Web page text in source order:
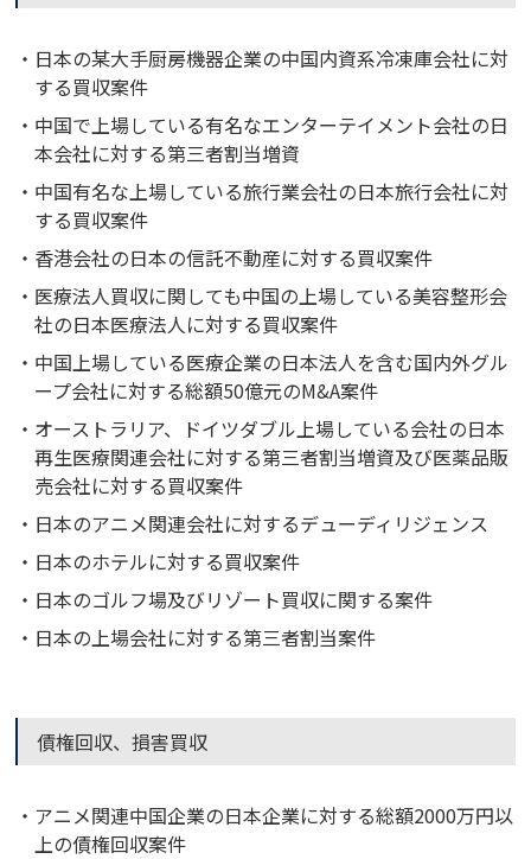
日本の某大手厨房機器企業の中国内資系冷凍庫会社に対
する買収案件
中国で上場している有名なエンターテイメント会社の日
本会社に対する第三者割当増資
中国有名な上場している旅行業会社の日本旅行会社に対
する買収案件
香港会社の日本の信託不動産に対する買収案件
医療法人買収に関しても中国の上場している美容整形会
社の日本医療法人に対する買収案件
中国上場している医療企業の日本法人を含む国内外グル
ープ会社に対する総額50億元のM&A案件
オーストラリア、ドイツダブル上場している会社の日本
再生医療関連会社に対する第三者割当増資及び医薬品販
売会社に対する買収案件
日本のアニメ関連会社に対するデューディリジェンス
日本のホテルに対する買収案件
日本のゴルフ場及びリゾート買収に関する案件
日本の上場会社に対する第三者割当案件
債権回収、損害買収
アニメ関連中国企業の日本企業に対する総額2000万円以
上の債権回収案件